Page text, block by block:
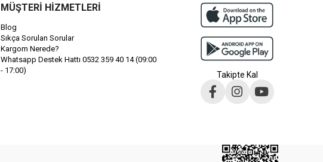
MÜŞTERİ HİZMETLERİ
Blog
Sıkça Sorulan Sorular
Kargom Nerede?
Whatsapp Destek Hattı 0532 359 40 14 (09:00
- 17:00)
Takipte Kal